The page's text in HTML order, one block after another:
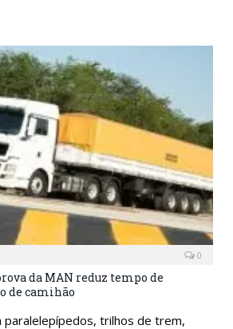
0
da MAN reduz tempo de
de camihão
paralelepípedos, trilhos de trem,